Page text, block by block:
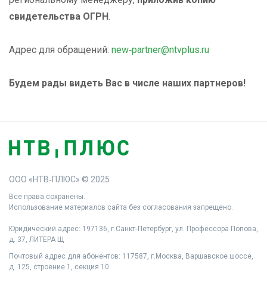
свидетельства ОГРН.
Адрес для обращений: new‑partner@ntvplus.ru
Будем рады видеть Вас в числе наших партнеров!
ООО «НТВ‑ПЛЮС» © 2025
Все права сохранены.
Использование материалов сайта без согласования запрещено.
Юридический адрес: 197136, г.Санкт‑Петербург, ул. Профессора Попова,
д. 37, ЛИТЕРА Щ
Почтовый адрес для абонентов: 117587, г.Москва, Варшавское шоссе,
д. 125, строение 1, секция 10